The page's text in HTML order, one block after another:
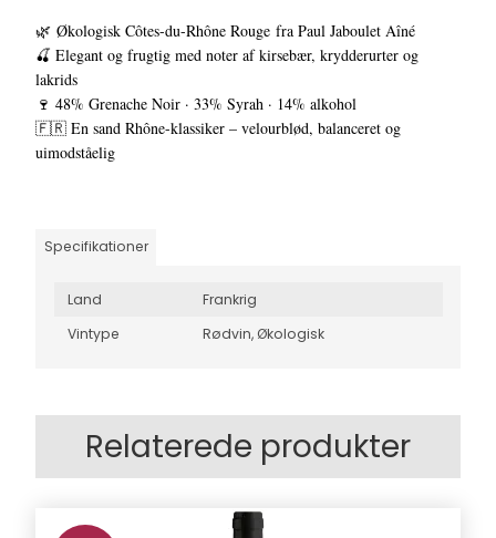
🌿 Økologisk Côtes-du-Rhône Rouge fra Paul Jaboulet Aîné
🍒 Elegant og frugtig med noter af kirsebær, krydderurter og
lakrids
🍷 48% Grenache Noir · 33% Syrah · 14% alkohol
🇫🇷 En sand Rhône-klassiker – velourblød, balanceret og
uimodståelig
Specifikationer
Land
Frankrig
Vintype
Rødvin, Økologisk
Relaterede produkter